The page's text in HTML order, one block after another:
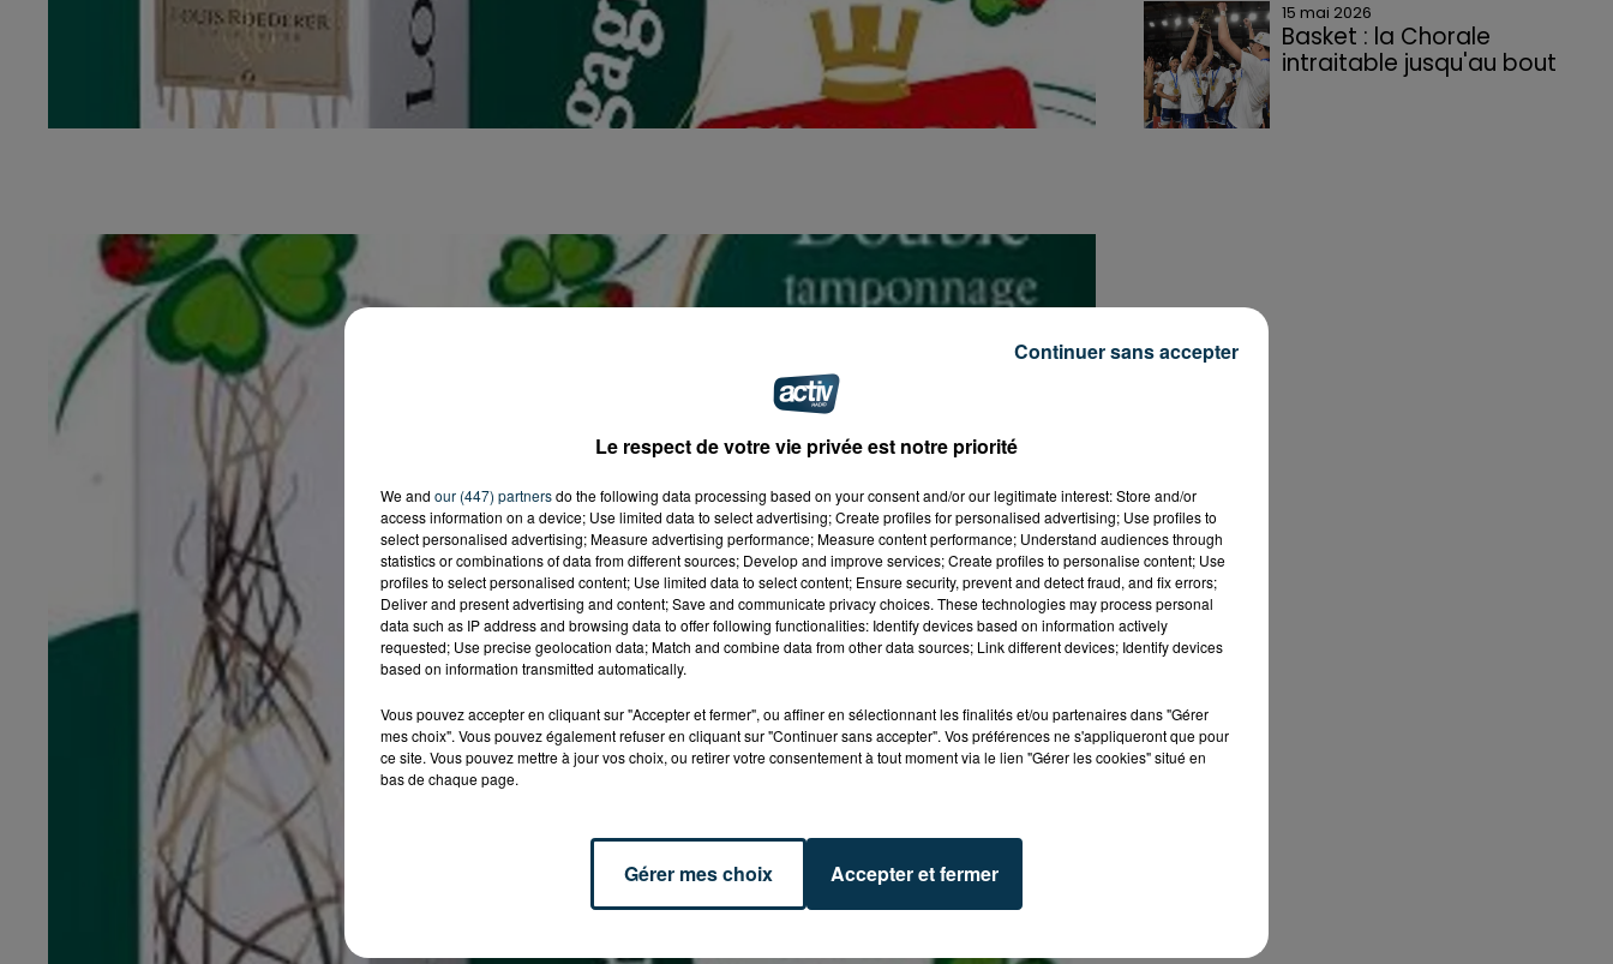
15 mai 2026
Basket : la Chorale
intraitable jusqu'au bout
Le respect de votre vie privée est notre priorité
We and our (447) partnersdo the following data processing based on your consent and/or our legitimate interest: Store and/or
access information on a device; Use limited data to select advertising; Create profiles for personalised advertising; Use profiles to
select personalised advertising; Measure advertising performance; Measure content performance; Understand audiences through
statistics or combinations of data from different sources; Develop and improve services; Create profiles to personalise content; Use
profiles to select personalised content; Use limited data to select content; Ensure security, prevent and detect fraud, and fix errors;
Deliver and present advertising and content; Save and communicate privacy choices. These technologies may process personal
data such as IP address and browsing data to offer following functionalities: Identify devices based on information actively
requested; Use precise geolocation data; Match and combine data from other data sources; Link different devices; Identify devices
based on information transmitted automatically.
Vous pouvez accepter en cliquant sur "Accepter et fermer", ou affiner en sélectionnant les finalités et/ou partenaires dans "Gérer
mes choix". Vous pouvez également refuser en cliquant sur "Continuer sans accepter". Vos préférences ne s'appliqueront que pour
ce site. Vous pouvez mettre à jour vos choix, ou retirer votre consentement à tout moment via le lien "Gérer les cookies" situé en
bas de chaque page.
Gérer mes choix Accepter et fermer
Continuer sans accepter